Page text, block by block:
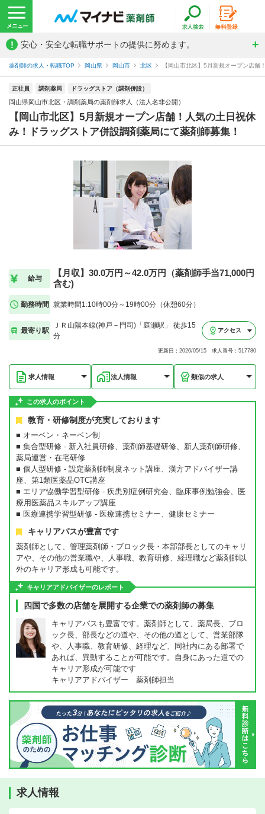
! 安心・安全な転職サポートの提供に努めます。
薬剤師の求人・転職TOP 岡山県 岡山市 北区 【岡山市北区】5月新規オープン店
正社員 調剤薬局 ドラッグストア（調剤併設）
岡山県岡山市北区・調剤薬局の薬剤師求人（法人名非公開）
【岡山市北区】5月新規オープン店舗！人気の土日祝休
み！ドラッグストア併設調剤薬局にて薬剤師募集！
給与
【月収】30.0万円～42.0万円（薬剤師手当71,000円
含む)
勤務時間 就業時間1:10時00分～19時00分（休憩60分）
最寄り駅
ＪＲ山陽本線(神戸－門司)「庭瀬駅」 徒歩15
分
アクセス
更新日：2026/05/15 求人番号：517780
求人情報 法人情報 類似の求人
この求人のポイント
教育・研修制度が充実しております
■ オーベン・ネーベン制
■ 集合型研修 - 新入社員研修、薬剤師基礎研修、新人薬剤師研修、
薬局運営・在宅研修
■ 個人型研修 - 設定薬剤師制度ネット講座、漢方アドバイザー講
座、第1類医薬品OTC講座
■ エリア恊働学習型研修 - 疾患別症例研究会、臨床事例勉強会、医
療用医薬品スキルアップ講座
■ 医療連携学習型研修 - 医療連携セミナー、健康セミナー
キャリアパスが豊富です
薬剤師として、管理薬剤師・ブロック長・本部部長としてのキャリ
アや、その他の営業職や、人事職、教育研修、経理職など薬剤師以
外のキャリア形成も可能です。
キャリアアドバイザーのレポート
四国で多数の店舗を展開する企業での薬剤師の募集
キャリアパスも豊富です。薬剤師として、薬局長、ブロ
ック長、部長などの道や、その他の道として、営業部隊
や、人事職、教育研修、経理など、同社内にある部署で
あれば、異動することが可能です。自身にあった道での
キャリア形成が可能です
キャリアアドバイザー 薬剤師担当
求人情報